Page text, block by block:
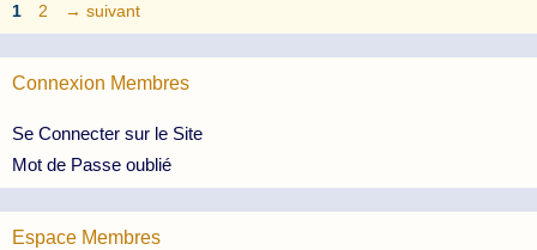
Page
1 Page
2 → suivant
Connexion Membres
Se Connecter sur le Site
Mot de Passe oublié
Espace Membres